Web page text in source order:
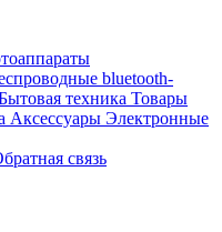
bluetooth-
техника Товары
Аксессуары Электронные
связь